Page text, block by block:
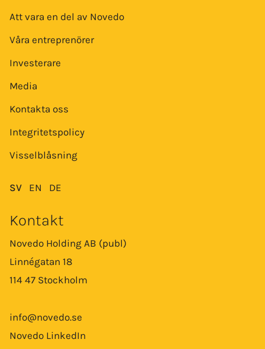
Att vara en del av Novedo
Våra entreprenörer
Investerare
Media
Kontakta oss
Integritetspolicy
Visselblåsning
SV EN DE
Kontakt
Novedo Holding AB (publ)
Linnégatan 18
114 47 Stockholm
info@novedo.se
Novedo LinkedIn